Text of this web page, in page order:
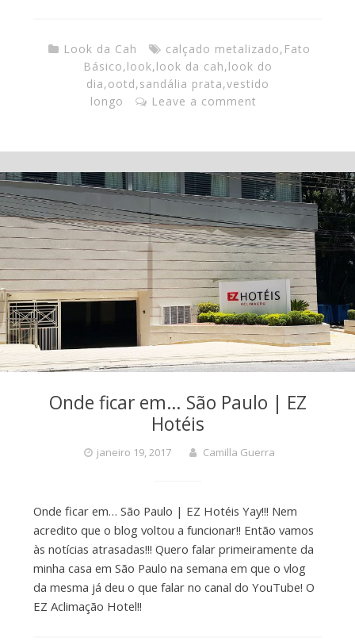
Look da Cah calçado metalizado, Fato
Básico,look,look da cah,look do
dia,ootd,sandália prata,vestido
longo
Leave a comment
Onde ficar em… São Paulo | EZ
Hotéis
janeiro 19, 2017 Camilla Guerra
Onde ficar em… São Paulo | EZ Hotéis Yay!!! Nem
acredito que o blog voltou a funcionar!! Então vamos
às notícias atrasadas!!! Quero falar primeiramente da
minha casa em São Paulo na semana em que o vlog
da mesma já deu o que falar no canal do YouTube! O
EZ Aclimação Hotel!!